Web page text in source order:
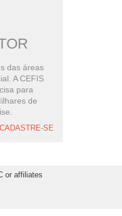
das áreas
A CEFIS
para
de
CADASTRE-SE
or affiliates